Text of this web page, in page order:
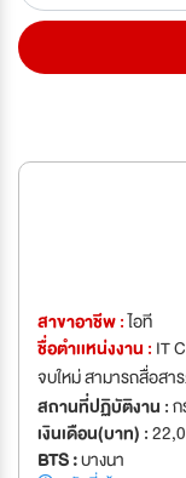
สาขาอาชีพ :ไอที
ชื่อตำเเหน่งงาน : IT
จบใหม่ สามารถสื่อสา
สถานที่ปฏิบัติงาน :
เงินเดือน(บาท) :
BTS :บางนา